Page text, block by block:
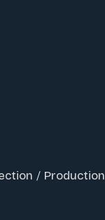
/ Production